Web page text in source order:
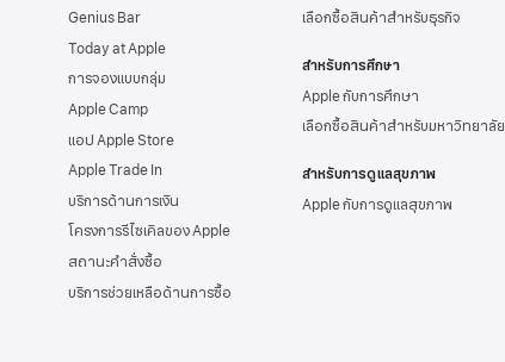
Genius Bar
Today at Apple
การจองแบบกลุ่ม
Apple Camp
แอป Apple Store
Apple Trade In
บริการด้านการเงิน
โครงการรีไซเคิลของ Apple
สถานะคำสั่งซื้อ
บริการช่วยเหลือด้านการซื้อ
เลือกซื้อสินค้าสำหรับธุรกิจ
สำหรับการศึกษา
Apple กับการศึกษา
เลือกซื้อสินค้าสำหรับมหาวิทยาลัย
สำหรับการดูแลสุขภาพ
Apple กับการดูแลสุขภาพ